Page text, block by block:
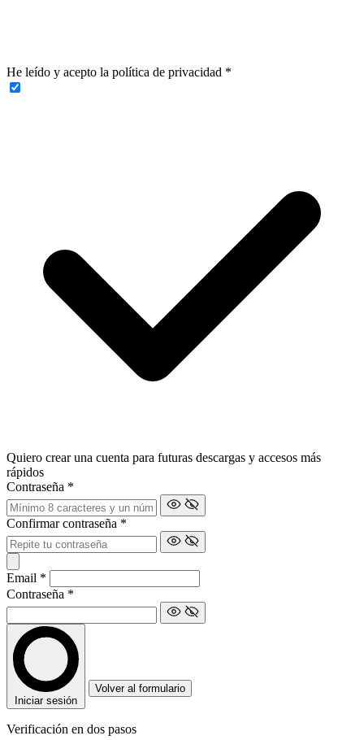
He leído y acepto la política de privacidad *
Quiero crear una cuenta para futuras descargas y accesos más
rápidos
Contraseña *
Confirmar contraseña *
Email *
Contraseña *
Iniciar sesión
Volver al formulario
Verificación en dos pasos